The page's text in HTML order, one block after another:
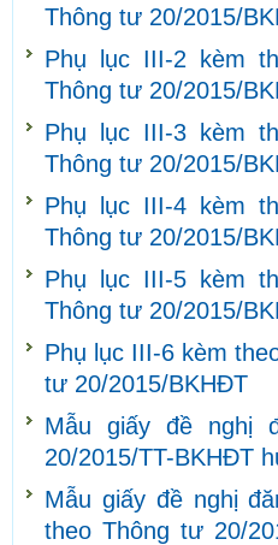
Thông tư 20/2015/
Phụ lục III-2 kèm
Thông tư 20/2015/
Phụ lục III-3 kèm
Thông tư 20/2015/
Phụ lục III-4 kèm
Thông tư 20/2015/
Phụ lục III-5 kèm
Thông tư 20/2015/
Phụ lục III-6 kèm
tư 20/2015/BKHĐT
Mẫu giấy đề nghị
20/2015/TT-BKHĐT
Mẫu giấy đề nghị
theo Thông tư 20/